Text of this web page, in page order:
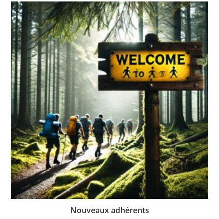
Nouveaux adhérents